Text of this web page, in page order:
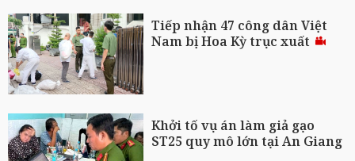
Tiếp nhận 47 công dân Việt
Nam bị Hoa Kỳ trục xuất
Khởi tố vụ án làm giả gạo
ST25 quy mô lớn tại An Giang